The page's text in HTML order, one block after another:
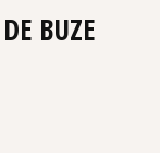
BUZE